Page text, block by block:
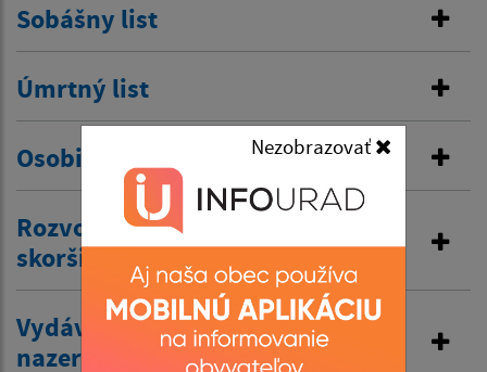
Nezobrazovať
Sobášny list
Úmrtný list
Osobitná matrika
Rozvod manželstva a prijatie
skoršieho priezviska
Vydávanie výpisov z matriky a
nazeranie do matriky